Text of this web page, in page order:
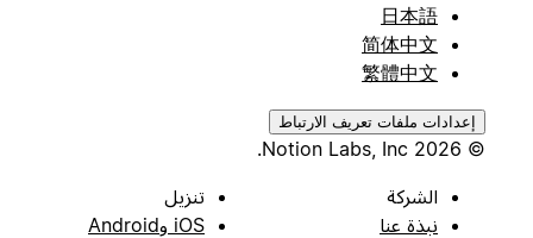
日本語
简体中文
繁體中文
إعدادات ملفات تعريف الارتباط
الشركة
نبذة عنا
تنزيل
iOS وAndroid